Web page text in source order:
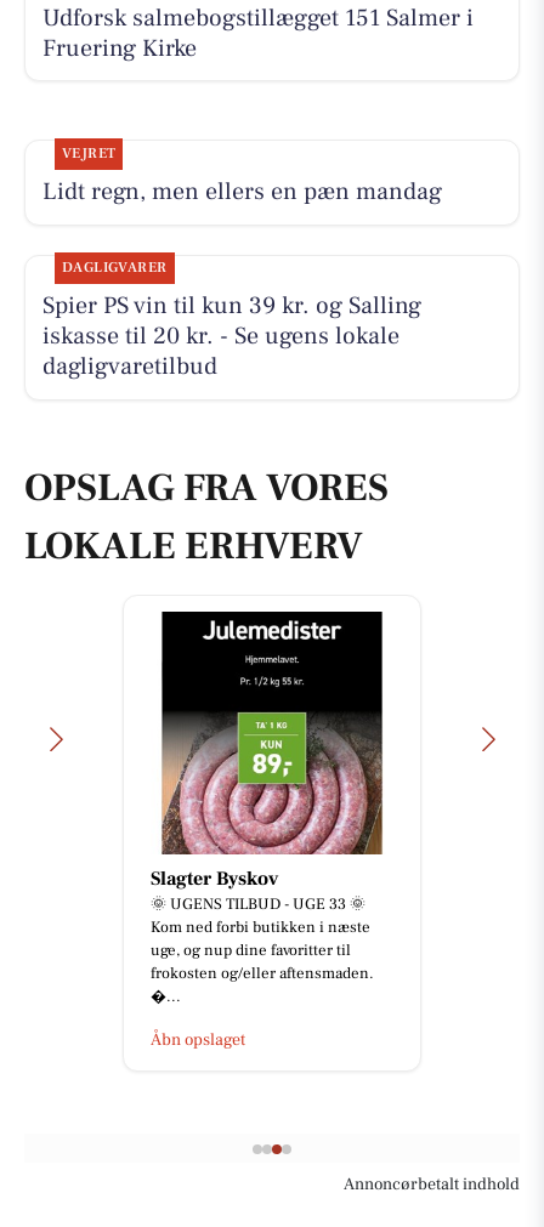
Udforsk salmebogstillægget 151 Salmer i
Fruering Kirke
VEJRET
Lidt regn, men ellers en pæn mandag
DAGLIGVARER
Spier PS vin til kun 39 kr. og Salling
iskasse til 20 kr. - Se ugens lokale
dagligvaretilbud
OPSLAG FRA VORES
LOKALE ERHVERV
Slagter Byskov
🌞 UGENS TILBUD - UGE 33 🌞
Kom ned forbi butikken i næste
uge, og nup dine favoritter til
frokosten og/eller aftensmaden.
...
Åbn opslaget
Annoncørbetalt indhold